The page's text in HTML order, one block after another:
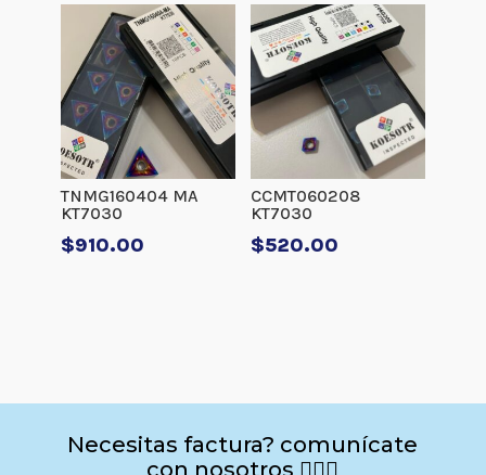
TNMG160404 MA
KT7030
$910.00
CCMT060208
KT7030
$520.00
Necesitas factura? comunícate
con nosotros 🙋🏻‍♂️